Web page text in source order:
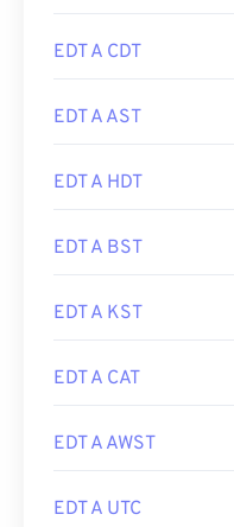
EDT A CDT
EDT A AST
EDT A HDT
EDT A BST
EDT A KST
EDT A CAT
EDT A AWST
EDT A UTC